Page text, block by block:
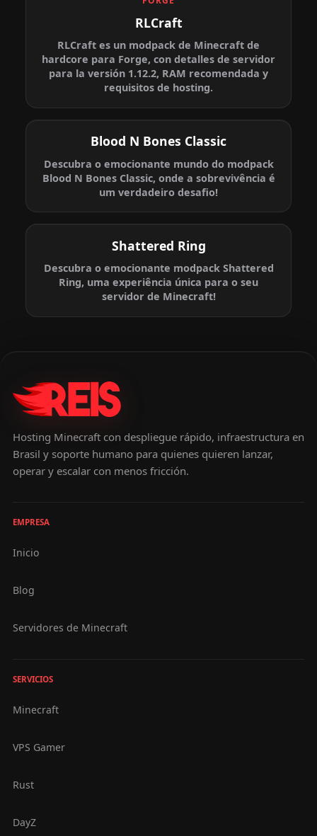
RLCraft
RLCraft es un modpack de Minecraft de
hardcore para Forge, con detalles de servidor
para la versión 1.12.2, RAM recomendada y
requisitos de hosting.
Blood N Bones Classic
Descubra o emocionante mundo do modpack
Blood N Bones Classic, onde a sobrevivência é
um verdadeiro desafio!
Shattered Ring
Descubra o emocionante modpack Shattered
Ring, uma experiência única para o seu
servidor de Minecraft!
Hosting Minecraft con despliegue rápido, infraestructura en
Brasil y soporte humano para quienes quieren lanzar,
operar y escalar con menos fricción.
EMPRESA
Inicio
Blog
Servidores de Minecraft
SERVICIOS
Minecraft
VPS Gamer
Rust
DayZ